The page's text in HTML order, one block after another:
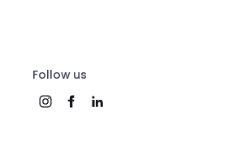
Follow us